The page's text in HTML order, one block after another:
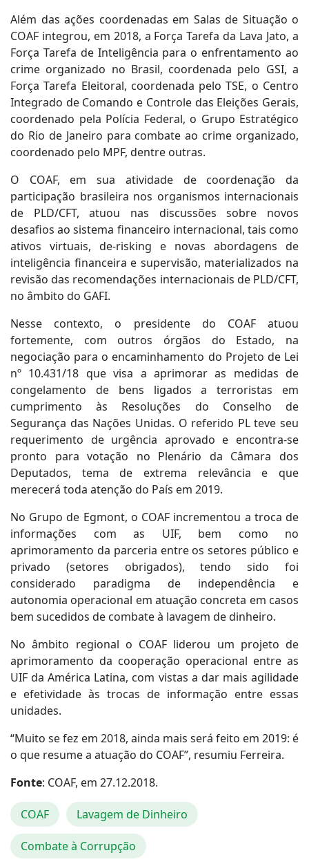
Além das ações coordenadas em Salas de Situação o
COAF integrou, em 2018, a Força Tarefa da Lava Jato, a
Força Tarefa de Inteligência para o enfrentamento ao
crime organizado no Brasil, coordenada pelo GSI, a
Força Tarefa Eleitoral, coordenada pelo TSE, o Centro
Integrado de Comando e Controle das Eleições Gerais,
coordenado pela Polícia Federal, o Grupo Estratégico
do Rio de Janeiro para combate ao crime organizado,
coordenado pelo MPF, dentre outras.
O COAF, em sua atividade de coordenação da
participação brasileira nos organismos internacionais
de PLD/CFT, atuou nas discussões sobre novos
desafios ao sistema financeiro internacional, tais como
ativos virtuais, de-risking e novas abordagens de
inteligência financeira e supervisão, materializados na
revisão das recomendações internacionais de PLD/CFT,
no âmbito do GAFI.
Nesse contexto, o presidente do COAF atuou
fortemente, com outros órgãos do Estado, na
negociação para o encaminhamento do Projeto de Lei
nº 10.431/18 que visa a aprimorar as medidas de
congelamento de bens ligados a terroristas em
cumprimento às Resoluções do Conselho de
Segurança das Nações Unidas. O referido PL teve seu
requerimento de urgência aprovado e encontra-se
pronto para votação no Plenário da Câmara dos
Deputados, tema de extrema relevância e que
merecerá toda atenção do País em 2019.
No Grupo de Egmont, o COAF incrementou a troca de
informações com as UIF, bem como no
aprimoramento da parceria entre os setores público e
privado (setores obrigados), tendo sido foi
considerado paradigma de independência e
autonomia operacional em atuação concreta em casos
bem sucedidos de combate à lavagem de dinheiro.
No âmbito regional o COAF liderou um projeto de
aprimoramento da cooperação operacional entre as
UIF da América Latina, com vistas a dar mais agilidade
e efetividade às trocas de informação entre essas
unidades.
“Muito se fez em 2018, ainda mais será feito em 2019: é
o que resume a atuação do COAF”, resumiu Ferreira.
Fonte: COAF, em 27.12.2018.
COAF Lavagem de Dinheiro
Combate à Corrupção